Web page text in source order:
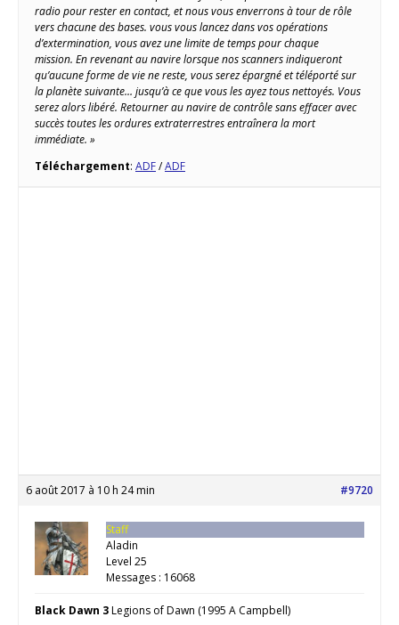
radio pour rester en contact, et nous vous enverrons à tour de rôle
vers chacune des bases. vous vous lancez dans vos opérations
d’extermination, vous avez une limite de temps pour chaque
mission. En revenant au navire lorsque nos scanners indiqueront
qu’aucune forme de vie ne reste, vous serez épargné et téléporté sur
la planète suivante… jusqu’à ce que vous les ayez tous nettoyés. Vous
serez alors libéré. Retourner au navire de contrôle sans effacer avec
succès toutes les ordures extraterrestres entraînera la mort
immédiate. »
Téléchargement: ADF/ADF
6 août 2017 à 10 h 24 min #9720
Staff
Aladin
Level 25
Messages : 16068
Black Dawn 3Legions of Dawn (1995 A Campbell)